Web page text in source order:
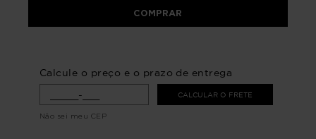
COMPRAR
Calcule o preço e o prazo de entrega
CALCULAR O FRETE
Não sei meu CEP